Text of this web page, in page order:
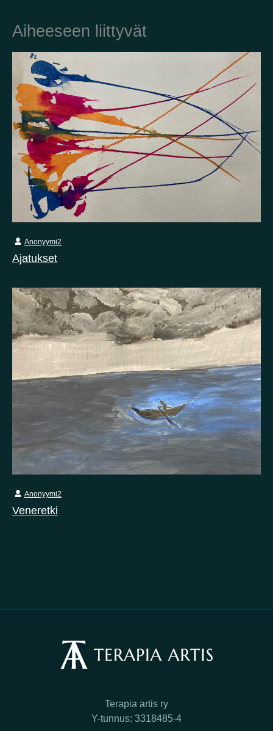
Kotimaa
Suomi Australia
Yhdysvallat
Not selected
Yhdistynyt kuningaskunta
Aiheeseen liittyvät
Ajatukset
Anonyymi2
Veneretki
Anonyymi2
Terapia artis ry
Y-tunnus: 3318485-4